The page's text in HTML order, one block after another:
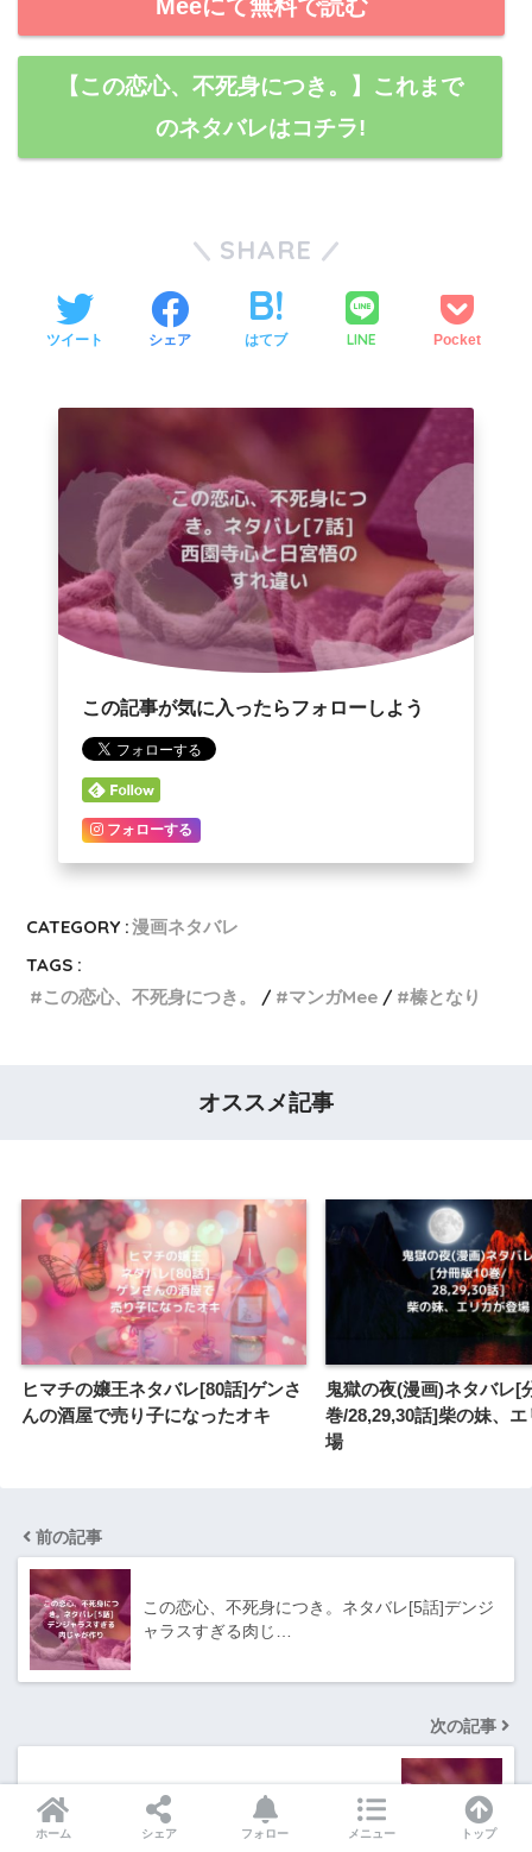
Meeにて無料で読む
【この恋心、不死身につき。】これまで
のネタバレはコチラ!
SHARE
ツイート シェア はてブ LINE Pocket
この記事が気に入ったらフォローしよう
フォローする
CATEGORY :漫画ネタバレ
TAGS :
この恋心、不死身につき。
マンガMee 榛となり
オススメ記事
ヒマチの嬢王ネタバレ[80話]ゲンさ
んの酒屋で売り子になったオキ
鬼獄の夜(漫画)ネタバレ[
巻/28,29,30話]柴の妹、
場
前の記事
この恋心、不死身につき。ネタバレ[5話]デンジ
ャラスすぎる肉じ…
次の記事
この恋心、不死身につき。ネタバレ[6話]心の休
日の楽しみ方と災…
ホーム シェア フォロー メニュー トップ